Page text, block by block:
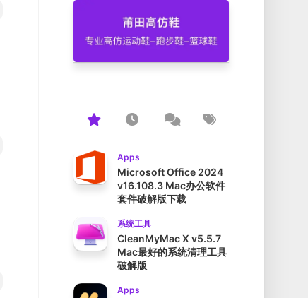
Apps
Microsoft Office 2024
v16.108.3 Mac办公软件
套件破解版下载
系统工具
CleanMyMac X v5.5.7
Mac最好的系统清理工具
破解版
Apps